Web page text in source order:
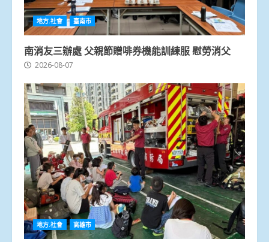
地方.社會 臺南市
南消友三辦處 父親節贈啡券機能訓練服 慰勞消父
2026-08-07
地方.社會 高雄市